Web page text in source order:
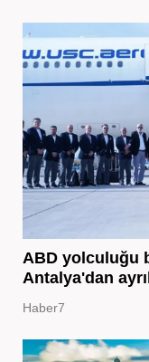
ABD yolculuğu
Antalya'dan
Haber7